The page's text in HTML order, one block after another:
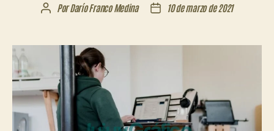
Autor
entrada
PorDarío Franco Medina
Fecha
entrada
10 de marzo de 2021